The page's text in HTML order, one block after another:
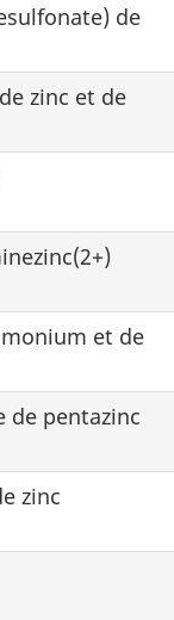
de
zinc et de
et de
de pentazinc
zinc